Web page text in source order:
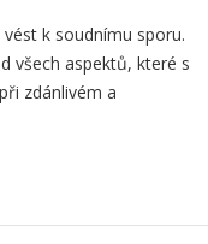
k soudnímu sporu.
všech aspektů, které s
zdánlivém a